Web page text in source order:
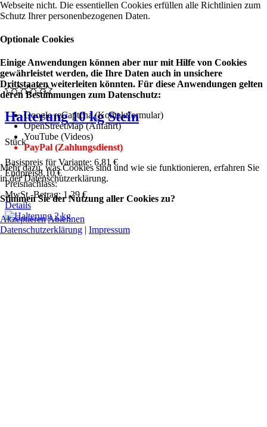
Halterung 10 kg Stein
Stück
Basispreis für Variante: 6,81 €
Endpreis8,10 €
Preisnachlass:
MwSt.-Betrag: 1,29 €
Details
Webseite nicht. Die essentiellen Cookies erfüllen alle Richtlinien zum
Schutz Ihrer personenbezogenen Daten.
Optionale Cookies
Einige Anwendungen können aber nur mit Hilfe von Cookies
gewährleistet werden, die Ihre Daten auch in unsichere
Drittstaaten weiterleiten könnten. Für diese Anwendungen gelten
deren Bestimmungen zum Datenschutz:
Google reCaptcha (Kontaktformular)
OpenStreetMap (Anfahrt)
YouTube (Videos)
PayPal (Zahlungsdienst)
Mehr dazu, was Cookies sind und wie sie funktionieren, erfahren Sie
in der Datenschutzerklärung.
Stimmen Sie der Nutzung aller Cookies zu?
AkzeptierenAblehnen
Datenschutzerklärung | Impressum